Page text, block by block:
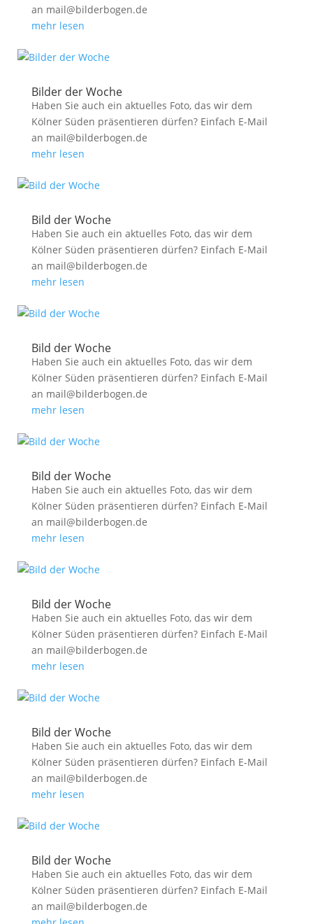
an mail@bilderbogen.de
mehr lesen
Bilder der Woche
Haben Sie auch ein aktuelles Foto, das wir dem
Kölner Süden präsentieren dürfen? Einfach E-Mail
an mail@bilderbogen.de
mehr lesen
Bild der Woche
Haben Sie auch ein aktuelles Foto, das wir dem
Kölner Süden präsentieren dürfen? Einfach E-Mail
an mail@bilderbogen.de
mehr lesen
Bild der Woche
Haben Sie auch ein aktuelles Foto, das wir dem
Kölner Süden präsentieren dürfen? Einfach E-Mail
an mail@bilderbogen.de
mehr lesen
Bild der Woche
Haben Sie auch ein aktuelles Foto, das wir dem
Kölner Süden präsentieren dürfen? Einfach E-Mail
an mail@bilderbogen.de
mehr lesen
Bild der Woche
Haben Sie auch ein aktuelles Foto, das wir dem
Kölner Süden präsentieren dürfen? Einfach E-Mail
an mail@bilderbogen.de
mehr lesen
Bild der Woche
Haben Sie auch ein aktuelles Foto, das wir dem
Kölner Süden präsentieren dürfen? Einfach E-Mail
an mail@bilderbogen.de
mehr lesen
Bild der Woche
Haben Sie auch ein aktuelles Foto, das wir dem
Kölner Süden präsentieren dürfen? Einfach E-Mail
an mail@bilderbogen.de